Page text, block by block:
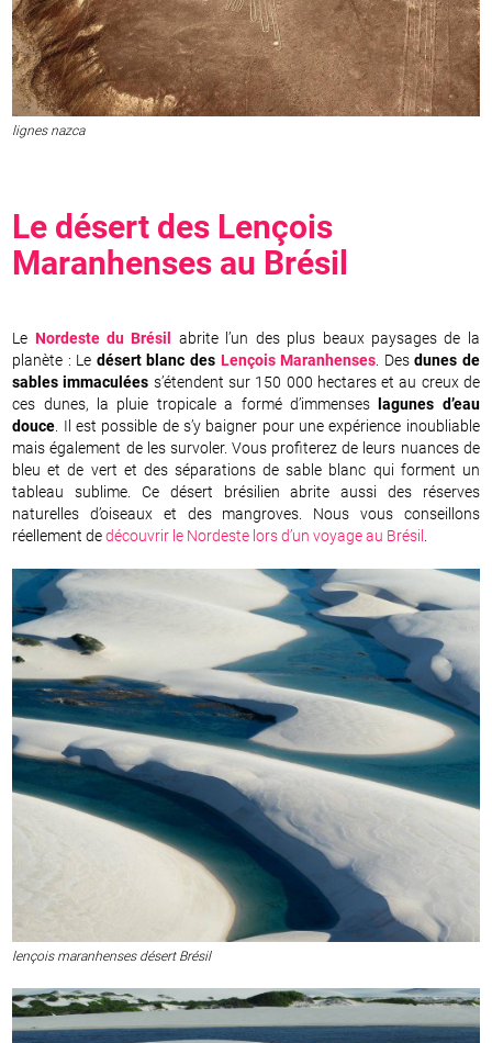
lignes nazca
Le désert des Lençois
Maranhenses au Brésil
Le Nordeste du Brésil
abrite l’un des plus beaux paysages de la
planète : Le désert blanc des Lençois Maranhenses . Desdunes de
sables immaculées s’étendent sur 150 000 hectares et au creux de
ces dunes, la pluie tropicale a formé d’immenses
lagunes d’eau
douce . Il est possible de s’y baigner pour une expérience inoubliable
mais également de les survoler. Vous profiterez de leurs nuances de
bleu et de vert et des séparations de sable blanc qui forment un
tableau sublime. Ce désert brésilien abrite aussi des réserves
naturelles d’oiseaux et des mangroves. Nous vous conseillons
réellement dedécouvrir le Nordeste lors d’un voyage au Brésil
lençois maranhenses désert Brésil